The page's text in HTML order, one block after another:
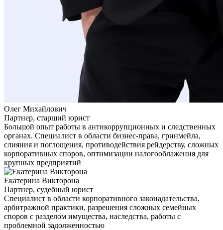
Олег Михайлович
Партнер, старший юрист
Большой опыт работы в антикоррупционных и следственных
органах. Специалист в области бизнес-права, гринмейла,
слияния и поглощения, противодействия рейдерству, сложных
корпоративных споров, оптимизации налогооблажения для
крупных предприятий
Екатерина Викторона
Партнер, судебный юрист
Специалист в области корпоративного законадательства,
арбитражной практики, разрешения сложных семейных
споров с разделом имущества, наследства, работы с
проблемной задолженностью